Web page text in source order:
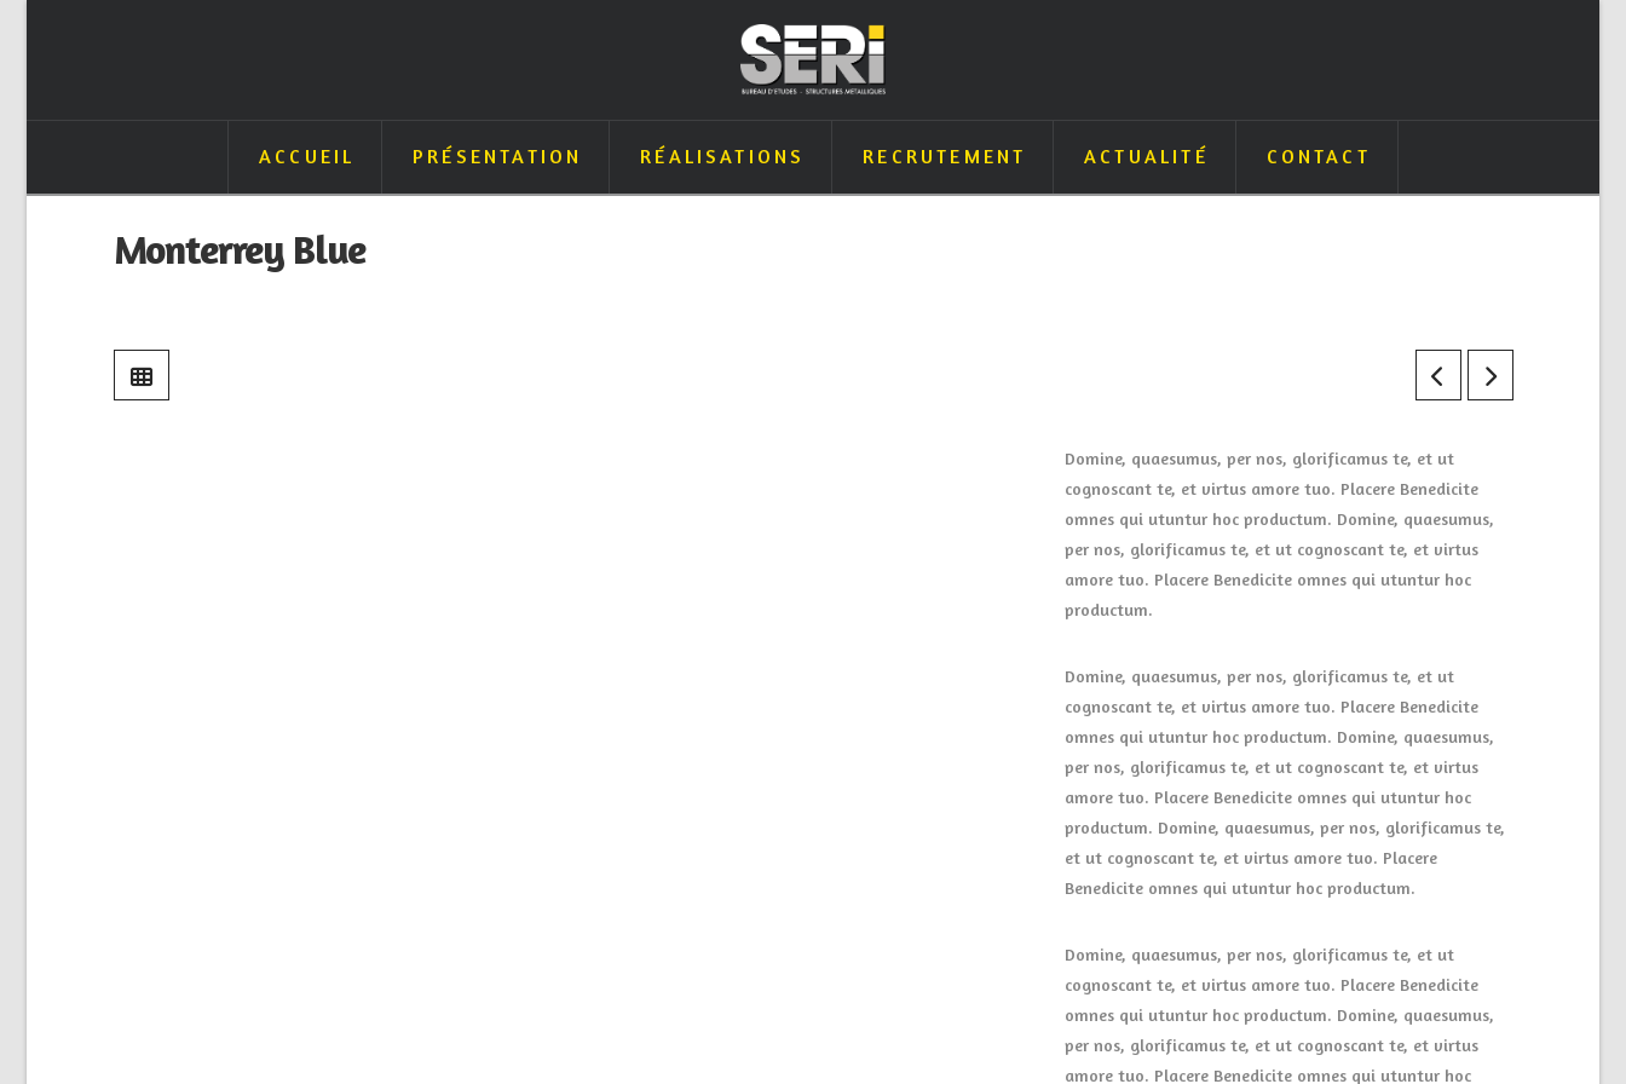
ACCUEIL PRÉSENTATION RÉALISATIONS RECRUTEMENT ACTUALITÉ CONTACT
Monterrey Blue
Domine, quaesumus, per nos, glorificamus te, et ut
cognoscant te, et virtus amore tuo. Placere Benedicite
omnes qui utuntur hoc productum. Domine, quaesumus,
per nos, glorificamus te, et ut cognoscant te, et virtus
amore tuo. Placere Benedicite omnes qui utuntur hoc
productum.
Domine, quaesumus, per nos, glorificamus te, et ut
cognoscant te, et virtus amore tuo. Placere Benedicite
omnes qui utuntur hoc productum. Domine, quaesumus,
per nos, glorificamus te, et ut cognoscant te, et virtus
amore tuo. Placere Benedicite omnes qui utuntur hoc
productum. Domine, quaesumus, per nos, glorificamus te,
et ut cognoscant te, et virtus amore tuo. Placere
Benedicite omnes qui utuntur hoc productum.
Domine, quaesumus, per nos, glorificamus te, et ut
cognoscant te, et virtus amore tuo. Placere Benedicite
omnes qui utuntur hoc productum. Domine, quaesumus,
per nos, glorificamus te, et ut cognoscant te, et virtus
amore tuo. Placere Benedicite omnes qui utuntur hoc